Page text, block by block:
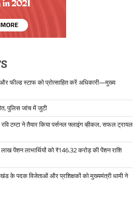
फील्ड स्टाफ को प्रोत्साहित करें अधिकारी—मुख्य
पुलिस जांच में जुटी
टम्टा ने तैयार किया पर्सनल फ्लाइंग व्हीकल, सफल ट्रायल
पेंशन लाभार्थियों को ₹146.32 करोड़ की पेंशन राशि
के पदक विजेताओं और प्रशिक्षकों को मुख्यमंत्री धामी ने